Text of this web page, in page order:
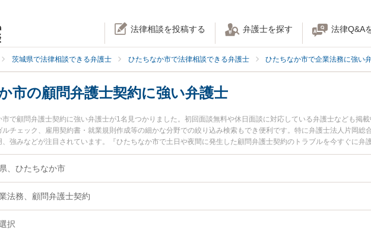
法律相談を投稿する 弁護士を探す 法律Q&A
茨城県で法律相談できる弁護士 ひたちなか市で法律相談できる弁護士 ひたちなか市で企業法務に強い
市の顧問弁護士契約に強い弁護士
で顧問弁護士契約に強い弁護士が1名見つかりました。初回面談無料や休日面談に対応している弁護士なども掲
チェック、雇用契約書・就業規則作成等の細かな分野での絞り込み検索もでき便利です。特に弁護士法人片岡総
、強みなどが注目されています。『ひたちなか市で土日や夜間に発生した顧問弁護士契約のトラブルを今すぐに弁
な近くの弁護士を検索したい』『初回相談無料で顧問弁護士契約を法律相談できるひたちなか市内の弁護士に相談
、ひたちなか市
法務、顧問弁護士契約
択